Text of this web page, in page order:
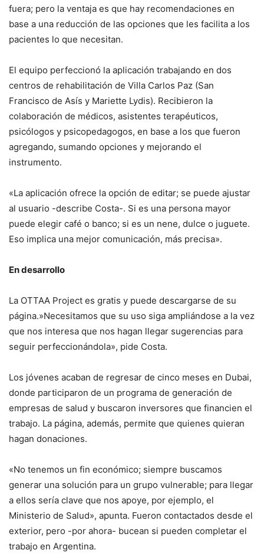
fuera; pero la ventaja es que hay recomendaciones en
base a una reducción de las opciones que les facilita a los
pacientes lo que necesitan.
El equipo perfeccionó la aplicación trabajando en dos
centros de rehabilitación de Villa Carlos Paz (San
Francisco de Asís y Mariette Lydis). Recibieron la
colaboración de médicos, asistentes terapéuticos,
psicólogos y psicopedagogos, en base a los que fueron
agregando, sumando opciones y mejorando el
instrumento.
«La aplicación ofrece la opción de editar; se puede ajustar
al usuario -describe Costa-. Si es una persona mayor
puede elegir café o banco; si es un nene, dulce o juguete.
Eso implica una mejor comunicación, más precisa».
En desarrollo
La OTTAA Project es gratis y puede descargarse de su
página.»Necesitamos que su uso siga ampliándose a la vez
que nos interesa que nos hagan llegar sugerencias para
seguir perfeccionándola», pide Costa.
Los jóvenes acaban de regresar de cinco meses en Dubai,
donde participaron de un programa de generación de
empresas de salud y buscaron inversores que financien el
trabajo. La página, además, permite que quienes quieran
hagan donaciones.
«No tenemos un fin económico; siempre buscamos
generar una solución para un grupo vulnerable; para llegar
a ellos sería clave que nos apoye, por ejemplo, el
Ministerio de Salud», apunta. Fueron contactados desde el
exterior, pero -por ahora- bucean si pueden completar el
trabajo en Argentina.